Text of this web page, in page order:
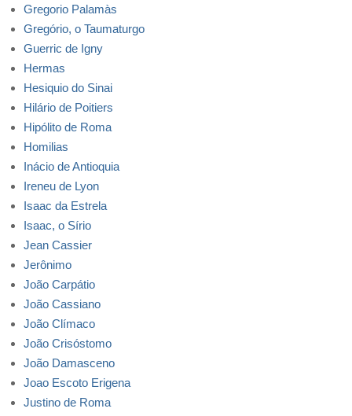
Gregorio Palamàs
Gregório, o Taumaturgo
Guerric de Igny
Hermas
Hesiquio do Sinai
Hilário de Poitiers
Hipólito de Roma
Homilias
Inácio de Antioquia
Ireneu de Lyon
Isaac da Estrela
Isaac, o Sírio
Jean Cassier
Jerônimo
João Carpátio
João Cassiano
João Clímaco
João Crisóstomo
João Damasceno
Joao Escoto Erigena
Justino de Roma